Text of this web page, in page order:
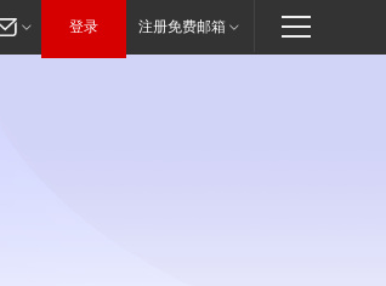
登录 注册免费邮箱